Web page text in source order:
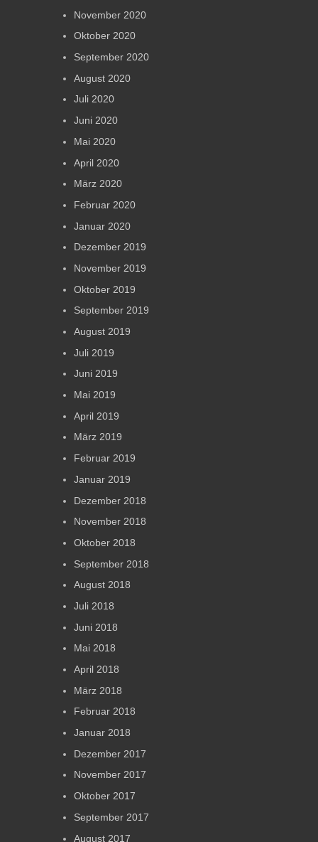
November 2020
Oktober 2020
September 2020
August 2020
Juli 2020
Juni 2020
Mai 2020
April 2020
März 2020
Februar 2020
Januar 2020
Dezember 2019
November 2019
Oktober 2019
September 2019
August 2019
Juli 2019
Juni 2019
Mai 2019
April 2019
März 2019
Februar 2019
Januar 2019
Dezember 2018
November 2018
Oktober 2018
September 2018
August 2018
Juli 2018
Juni 2018
Mai 2018
April 2018
März 2018
Februar 2018
Januar 2018
Dezember 2017
November 2017
Oktober 2017
September 2017
August 2017